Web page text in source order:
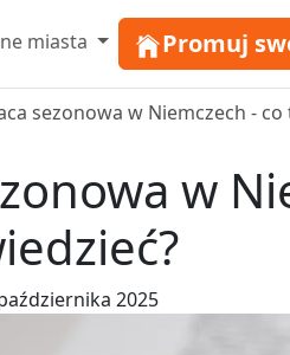
miasta Promuj
sezonowa w Niemczech -
w
2025